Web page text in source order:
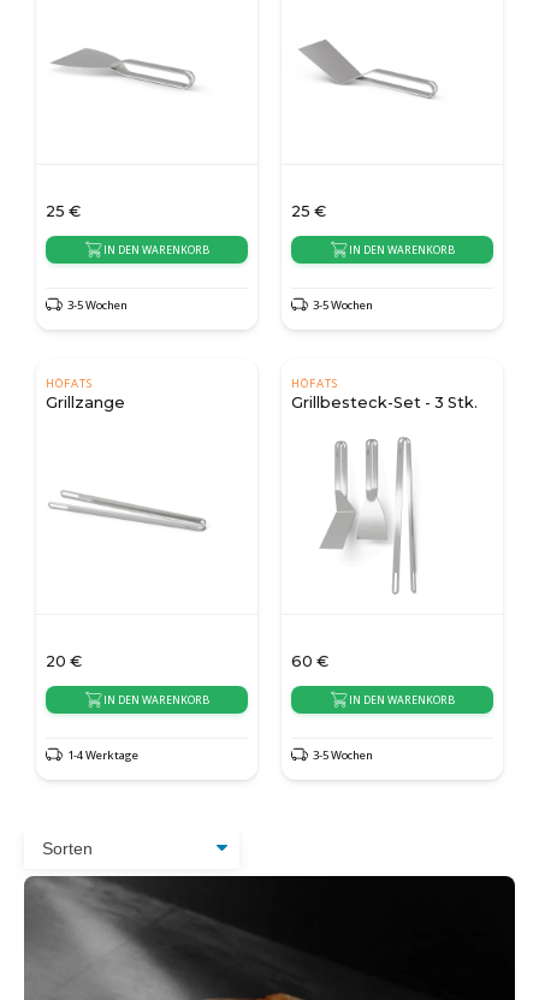
25 €
IN DEN WARENKORB
3-5 Wochen
25 €
IN DEN WARENKORB
3-5 Wochen
HÖFATS
Grillzange
20 €
IN DEN WARENKORB
1-4 Werktage
HÖFATS
Grillbesteck-Set - 3 Stk.
60 €
IN DEN WARENKORB
3-5 Wochen